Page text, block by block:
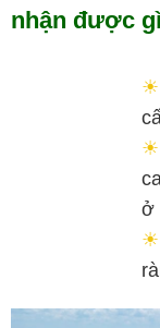
nhận được
☀
☀
ở
☀